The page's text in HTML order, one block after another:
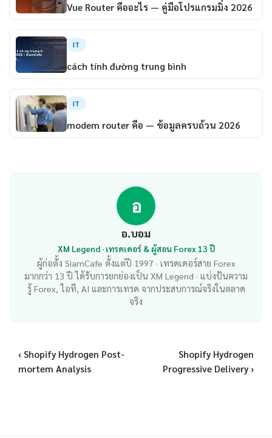
Vue Router คืออะไร — คู่มือโปรแกรมมิ่ง 2026
IT
cách tính đường trung bình
IT
modem router คือ — ข้อมูลครบถ้วน 2026
อ
อ.บอม
XM Legend · เทรดเดอร์ & ผู้สอน Forex 13 ปี
ผู้ก่อตั้ง SiamCafe ตั้งแต่ปี 1997 · เทรดเดอร์สาย Forex
มากกว่า 13 ปี ได้รับการยกย่องเป็น XM Legend · แบ่งปันความ
รู้ Forex, ไอที, AI และการเทรด จากประสบการณ์จริงในตลาด
จริง
‹ Shopify Hydrogen Post-
mortem Analysis
Shopify Hydrogen
Progressive Delivery ›